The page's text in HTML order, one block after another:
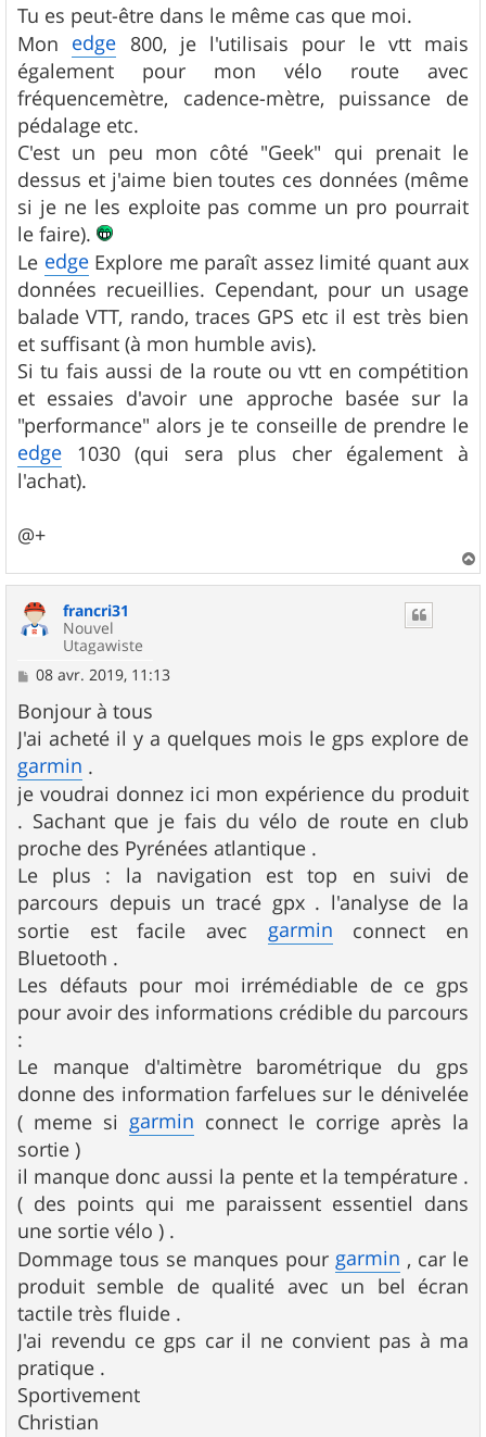
Tu es peut-être dans le même cas que moi.
Mon edge 800, je l'utilisais pour le vtt mais
également pour mon vélo route avec
fréquencemètre, cadence-mètre, puissance de
pédalage etc.
C'est un peu mon côté "Geek" qui prenait le
dessus et j'aime bien toutes ces données (même
si je ne les exploite pas comme un pro pourrait
le faire).
Le edgeExplore me paraît assez limité quant aux
données recueillies. Cependant, pour un usage
balade VTT, rando, traces GPS etc il est très bien
et suffisant (à mon humble avis).
Si tu fais aussi de la route ou vtt en compétition
et essaies d'avoir une approche basée sur la
"performance" alors je te conseille de prendre le
edge 1030 (qui sera plus cher également à
l'achat).
@+
a
francri31
Nouvel
Utagawiste
M
s
s
a
g
e
08 avr. 2019, 11:13
Bonjour à tous
J'ai acheté il y a quelques mois le gps explore de
garmin .
je voudrai donnez ici mon expérience du produit
. Sachant que je fais du vélo de route en club
proche des Pyrénées atlantique .
Le plus : la navigation est top en suivi de
parcours depuis un tracé gpx . l'analyse de la
sortie est facile avec garmin connect en
Bluetooth .
Les défauts pour moi irrémédiable de ce gps
pour avoir des informations crédible du parcours
:
Le manque d'altimètre barométrique du gps
donne des information farfelues sur le dénivelée
( meme si garmin connect le corrige après la
sortie )
il manque donc aussi la pente et la température .
( des points qui me paraissent essentiel dans
une sortie vélo ) .
Dommage tous se manques pour garmin , car le
produit semble de qualité avec un bel écran
tactile très fluide .
J'ai revendu ce gps car il ne convient pas à ma
pratique .
Sportivement
Christian